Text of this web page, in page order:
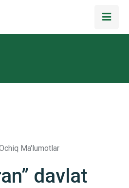
Ma'lumotlar
davlat